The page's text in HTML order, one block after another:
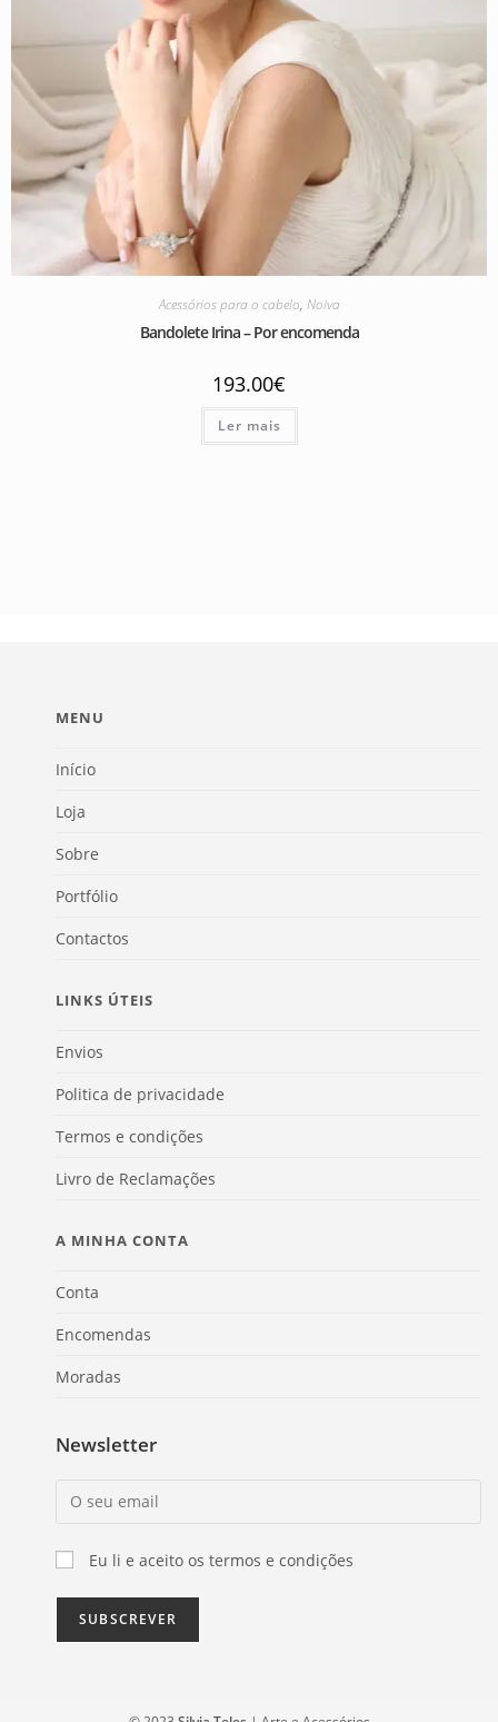
Acessórios para o cabelo, Noiva
Bandolete Irina – Por encomenda
193.00€
Ler mais
MENU
Início
Loja
Sobre
Portfólio
Contactos
LINKS ÚTEIS
Envios
Politica de privacidade
Termos e condições
Livro de Reclamações
A MINHA CONTA
Conta
Encomendas
Moradas
Newsletter
Eu li e aceito os termos e condições